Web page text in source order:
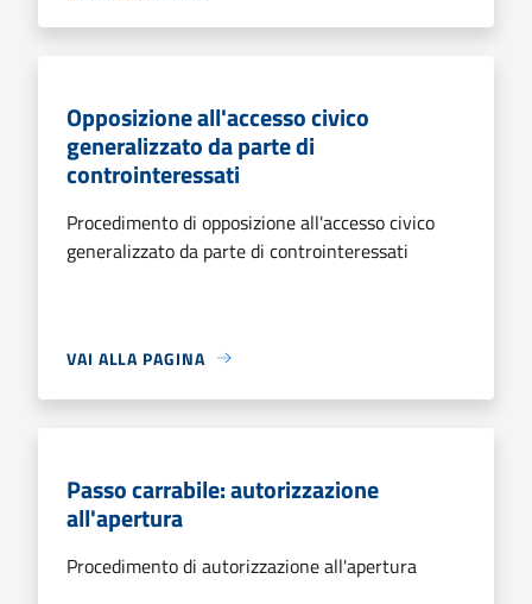
Opposizione all'accesso civico
generalizzato da parte di
controinteressati
Procedimento di opposizione all'accesso civico
generalizzato da parte di controinteressati
VAI ALLA PAGINA
Passo carrabile: autorizzazione
all'apertura
Procedimento di autorizzazione all'apertura